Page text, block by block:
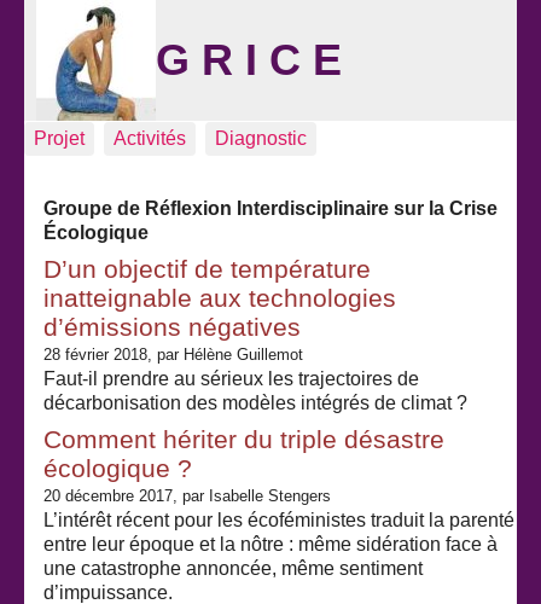
G R I C E
Projet Activités Diagnostic
Groupe de Réflexion Interdisciplinaire sur la Crise
Écologique
Articles les plus récents
D’un objectif de température
inatteignable aux technologies
d’émissions négatives
28 février 2018 , par Hélène Guillemot
Faut-il prendre au sérieux les trajectoires de
décarbonisation des modèles intégrés de climat ?
Comment hériter du triple désastre
écologique ?
20 décembre 2017 , par Isabelle Stengers
L’intérêt récent pour les écoféministes traduit la parenté
entre leur époque et la nôtre : même sidération face à
une catastrophe annoncée, même sentiment
d’impuissance.